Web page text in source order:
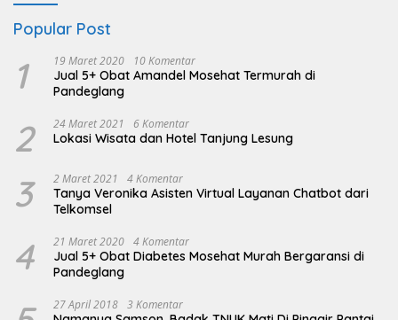
Popular Post
1 19 Maret 2020 10 Komentar
Jual 5+ Obat Amandel Mosehat Termurah di
Pandeglang
2 24 Maret 2021 6 Komentar
Lokasi Wisata dan Hotel Tanjung Lesung
3 2 Maret 2021 4 Komentar
Tanya Veronika Asisten Virtual Layanan Chatbot dari
Telkomsel
4 21 Maret 2020 4 Komentar
Jual 5+ Obat Diabetes Mosehat Murah Bergaransi di
Pandeglang
27 April 2018 3 Komentar